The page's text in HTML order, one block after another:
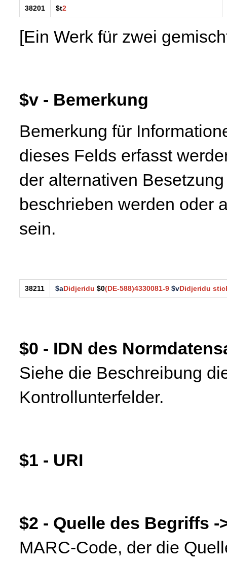
38201 $t2
[Ein Werk für zwei
$v - Bemerkung
Bemerkung für
dieses Felds erfasst
der alternativen
beschrieben werden oder
sein.
38211 $aDidjeridu $0(DE-588)4330081-9 $vDidjeridu
$0 - IDN des
Siehe die Beschreibung
Kontrollunterfelder.
$1 - URI
$2 - Quelle des Begriffs
MARC-Code, der die